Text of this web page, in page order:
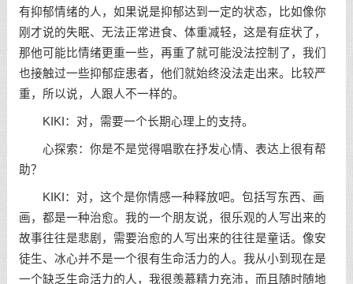
有抑郁情绪的人，如果说是抑郁达到一定的状态，比如像你
刚才说的失眠、无法正常进食、体重减轻，这是有症状了，
那他可能比情绪更重一些，再重了就可能没法控制了，我们
也接触过一些抑郁症患者，他们就始终没法走出来。比较严
重，所以说，人跟人不一样的。
KIKI：对，需要一个长期心理上的支持。
心探索：你是不是觉得唱歌在抒发心情、表达上很有帮
助？
KIKI：对，这个是你情感一种释放吧。包括写东西、画
画，都是一种治愈。我的一个朋友说，很乐观的人写出来的
故事往往是悲剧，需要治愈的人写出来的往往是童话。像安
徒生、冰心并不是一个很有生命活力的人。我从小到现在是
一个缺乏生命活力的人，我很羡慕精力充沛，而且随时随地